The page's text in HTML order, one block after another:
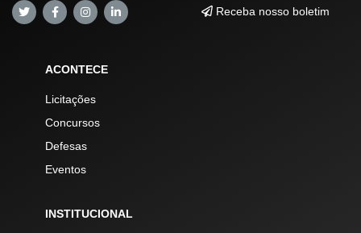
Receba nosso boletim
ACONTECE
Licitações
Concursos
Defesas
Eventos
INSTITUCIONAL